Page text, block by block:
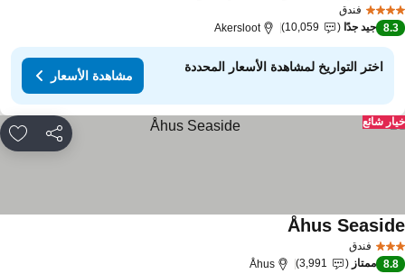
فندق
8.3 جيد جدًا 10,059
Akersloot
اختر التواريخ لمشاهدة الأسعار المحددة
مشاهدة الأسعار
مشاركة
شائع
فندق
Åhus
8.8 ممتاز 3,991
Åhus